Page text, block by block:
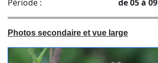
Période :
de 05 à 09
Photos secondaire et vue large